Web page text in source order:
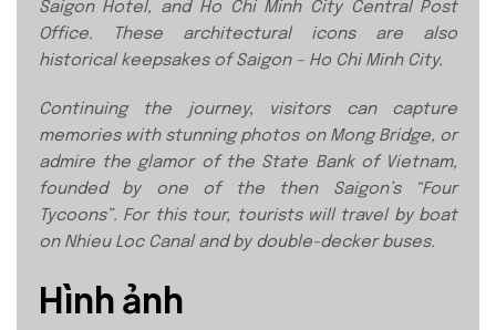
Saigon Hotel, and Ho Chi Minh City Central Post
Office. These architectural icons are also
historical keepsakes of Saigon – Ho Chi Minh City.
Continuing the journey, visitors can capture
memories with stunning photos on MongBridge, or
admire the glamor of the State Bank of Vietnam,
founded by one of the then Saigon’s “Four
Tycoons”. For this tour, tourists will travel by boat
on Nhieu Loc Canal and by double-decker buses.
Hình ảnh